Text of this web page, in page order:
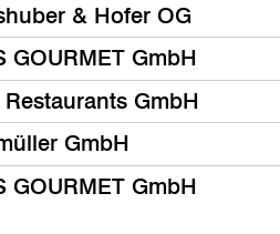
& Hofer OG
GOURMET GmbH
Restaurants GmbH
GmbH
GOURMET GmbH